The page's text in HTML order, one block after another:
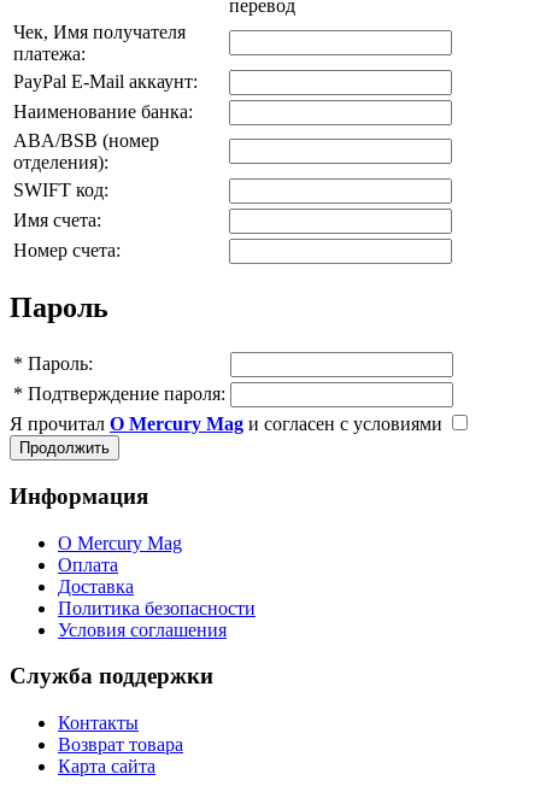
перевод
Чек, Имя получателя
платежа:
PayPal E-Mail аккаунт:
Наименование банка:
ABA/BSB (номер
отделения):
SWIFT код:
Имя счета:
Номер счета:
Пароль
* Пароль:
* Подтверждение пароля:
Я прочитал О Mercury Mag и согласен с условиями
Информация
О Mercury Mag
Оплата
Доставка
Политика безопасности
Условия соглашения
Служба поддержки
Контакты
Возврат товара
Карта сайта